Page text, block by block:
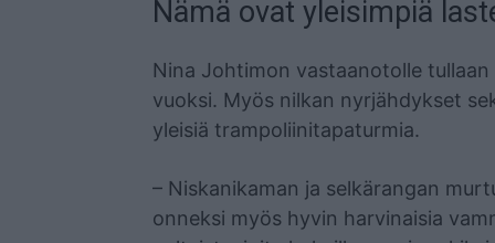
Nämä ovat yleisimpiä
Nina Johtimon vastaanotolle
vuoksi. Myös nilkan nyrjähdykset
yleisiä trampoliinitapaturmia.
– Niskanikaman ja selkärangan
onneksi myös hyvin harvinaisia